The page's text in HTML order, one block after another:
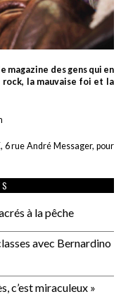
magazine des gens qui en
rock, la mauvaise foi et la
6 rue André Messager, pour
à la pêche
avec Bernardino
c’est miraculeux »